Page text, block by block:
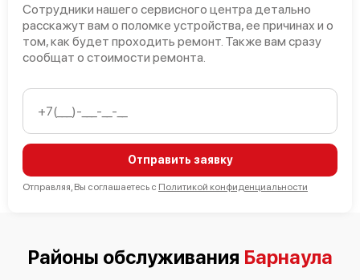
Bosch HSG155GEU
Сотрудники нашего сервисного центра детально
расскажут вам о поломке устройства, ее причинах и о
том, как будет проходить ремонт. Также вам сразу
сообщат о стоимости ремонта.
Отправить заявку
Отправляя, Вы соглашаетесь с Политикой конфиденциальности
Районы обслуживания Барнаула